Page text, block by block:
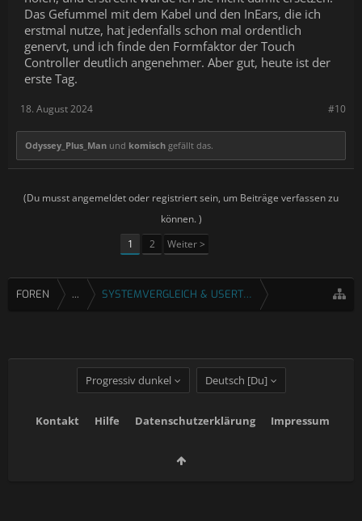
Das Gefummel mit dem Kabel und den InEars, die ich
erstmal nutze, hat jedenfalls schon mal ordentlich
genervt, und ich finde den Formfaktor der Touch
Controller deutlich angenehmer. Aber gut, heute ist der
erste Tag.
#10
18. August 2024
Odyssey_Plus_Man und komisch gefällt das.
(Du musst angemeldet oder registriert sein, um Beiträge verfassen zu
können. )
1
2 Weiter >
FOREN ... SYSTEMVERGLEICH & USERTESTS
Progressiv dunkel Deutsch [Du]
Kontakt Hilfe Datenschutzerklärung Impressum